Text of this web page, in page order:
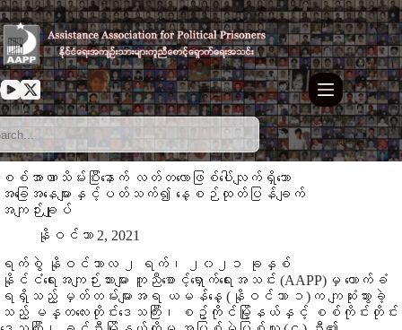
Skip
to
content
စစ်အာဏာသိမ်းပြီးနောက် လတ်တလောဖြစ်ပေါ်လျက်ရှိသော
အခြေအနေများနှင့်ပတ်သက်၍ နေ့စဉ်ထုတ်ပြန်ချက်
အကျဉ်းချုပ်
နိုဝင်ဘာ 2, 2021
ရက်စွဲ နိုဝင်ဘာလ ၂ ရက်၊ ၂၀၂၁ ခုနှစ်
နိုင်ငံရေးအကျဉ်းသားများ ကူညီစောင့်ရှောက်ရေးအသင်း (AAPP)မှ ကောက်ခံ
ရရှိသည့် မှတ်တမ်းများအရ ယမန်နေ့ (နိုဝင်ဘာ ၁)က ကျဆုံးသွားခဲ့
သည့် မန္တလေးတိုင်း‌ဒေသကြီး၊ စဥ့်ကိုင်မြို့နယ်နှင့် စစ်ကိုင်းတိုင်း